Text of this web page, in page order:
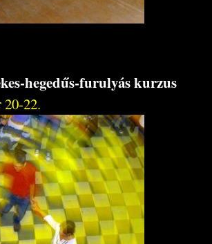
hegedűs-furulyás kurzus
20-22.